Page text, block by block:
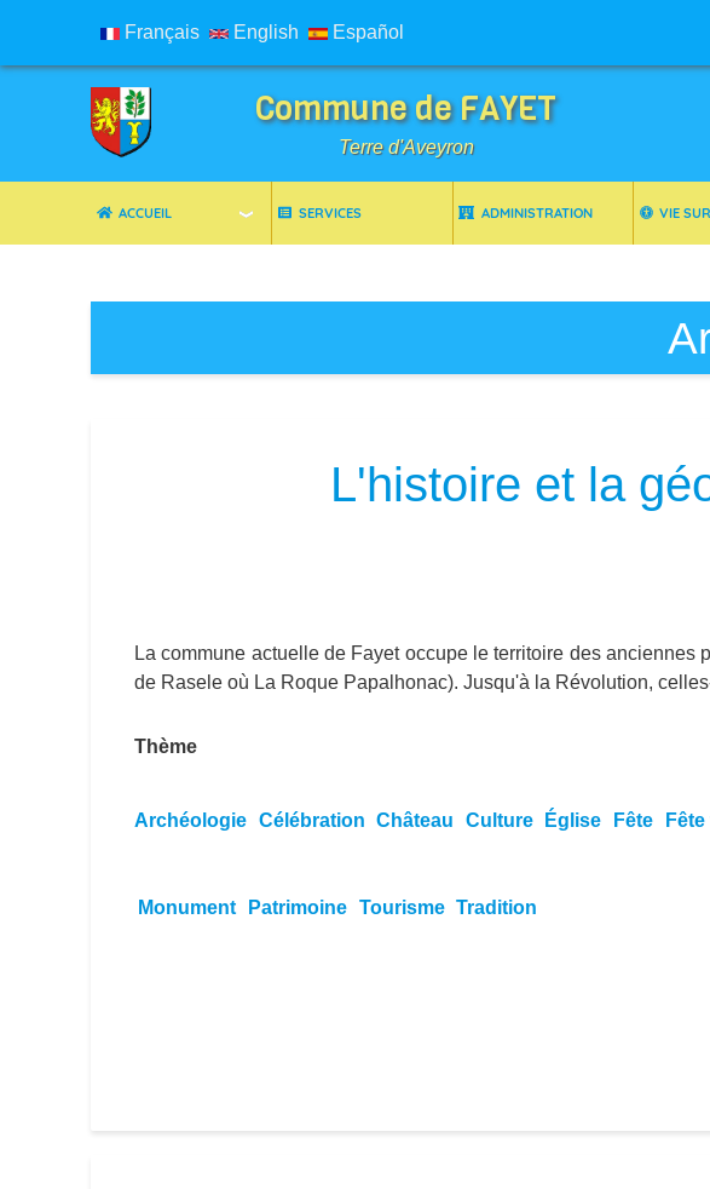
Français English Español
Commune de FAYET
Terre d'Aveyron
ACCUEIL SERVICES ADMINISTRATION VIE
L'histoire et la
La commune actuelle de Fayet occupe le territoire des
de Rasele où La Roque Papalhonac). Jusqu'à la Révolution,
Thème
Archéologie Célébration Château Culture Église Fête
Monument Patrimoine Tourisme Tradition